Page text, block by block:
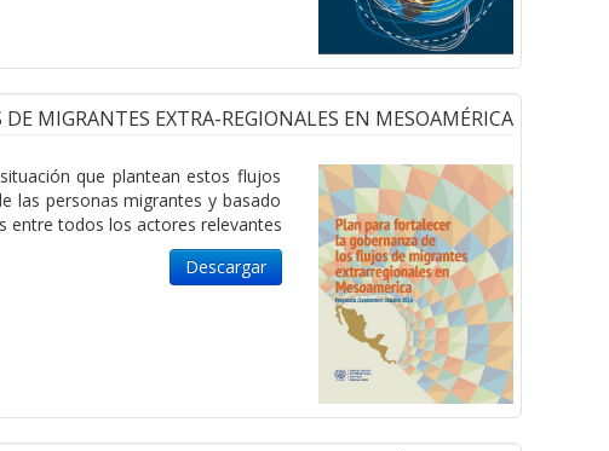
MIGRANTES EXTRA-REGIONALES EN MESOAMÉRICA
que plantean estos flujos
las personas migrantes y basado
entre todos los actores relevantes.
Descargar